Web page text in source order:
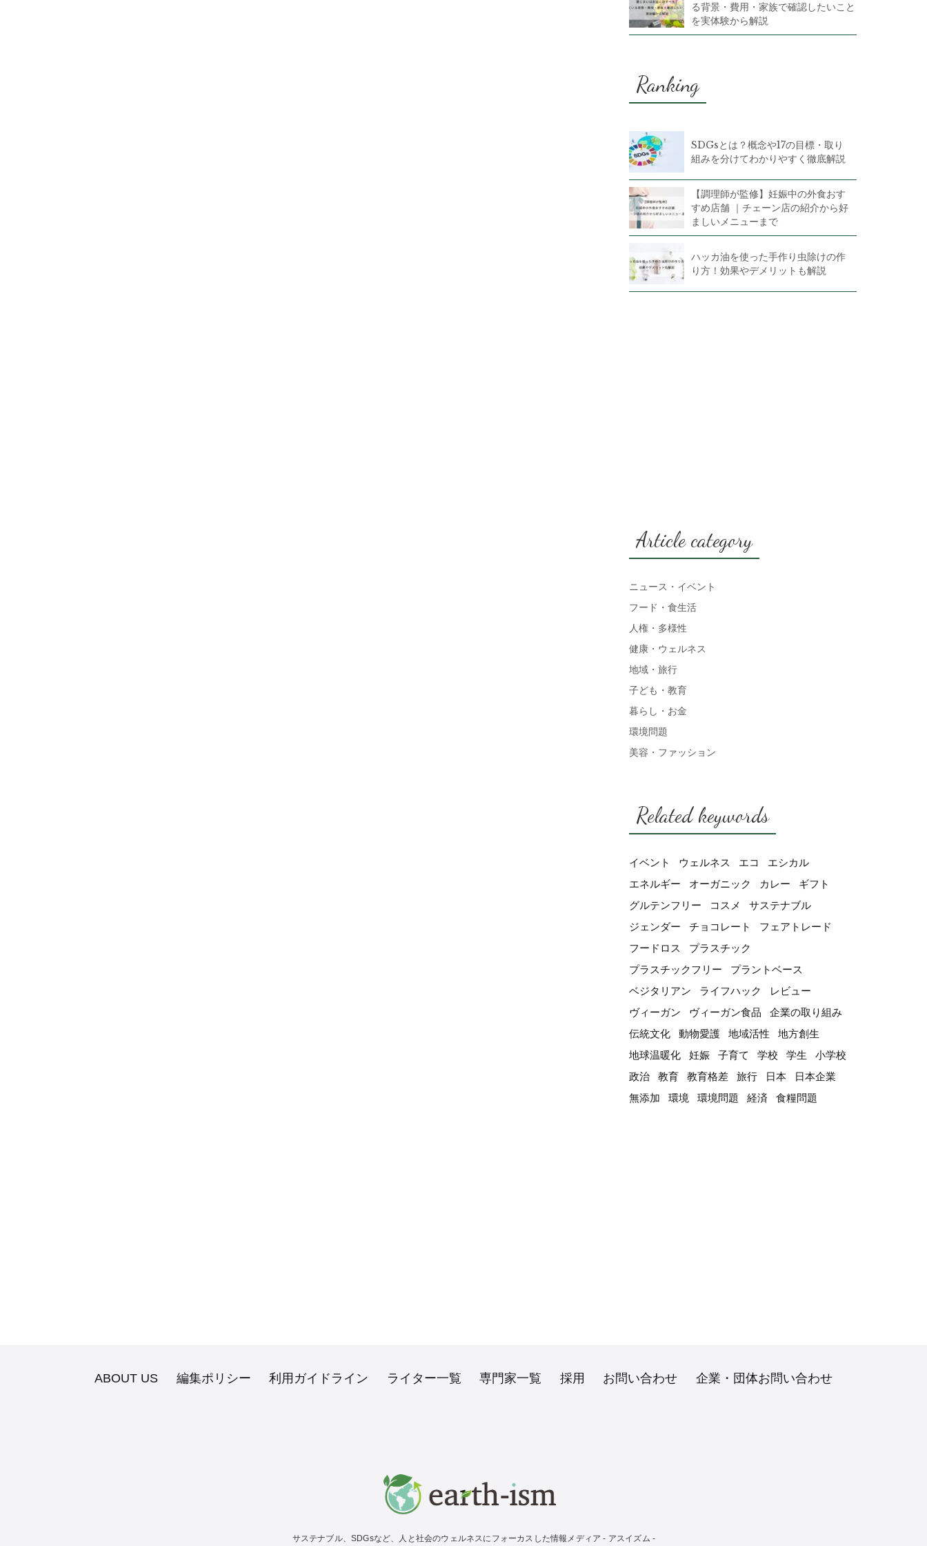
る背景・費用・家族で確認したいこと
を実体験から解説
Ranking
SDGsとは？概念や17の目標・取り
組みを分けてわかりやすく徹底解説
【調理師が監修】妊娠中の外食おす
すめ店舗 ｜チェーン店の紹介から好
ましいメニューまで
ハッカ油を使った手作り虫除けの作
り方！効果やデメリットも解説
Article category
ニュース・イベント
フード・食生活
人権・多様性
健康・ウェルネス
地域・旅行
子ども・教育
暮らし・お金
環境問題
美容・ファッション
Related keywords
イベント ウェルネス エコ
エシカル
エネルギー
オーガニック カレー
ギフト
グルテンフリー
コスメ
サステナブル
ジェンダー
チョコレート
フェアトレード
フードロス
プラスチック
プラスチックフリー
プラントベース
ベジタリアン
ライフハック
レビュー
ヴィーガン
ヴィーガン食品
企業の取り組み
伝統文化
動物愛護 地域活性
地方創生
地球温暖化
妊娠 子育て 学校 学生
小学校
政治
教育 教育格差 旅行 日本
日本企業
無添加
環境 環境問題 経済 食糧問題
ABOUT US 編集ポリシー 利用ガイドライン ライター一覧 専門家一覧 採用 お問い合わせ 企業・団体お問い合わせ
サステナブル、SDGsなど、人と社会のウェルネスにフォーカスした情報メディア - アスイズム -